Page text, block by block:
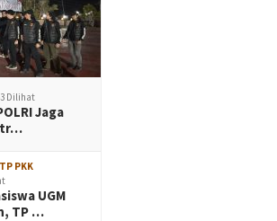
Dilihat
Jaga
TP PKK
UGM
TP …